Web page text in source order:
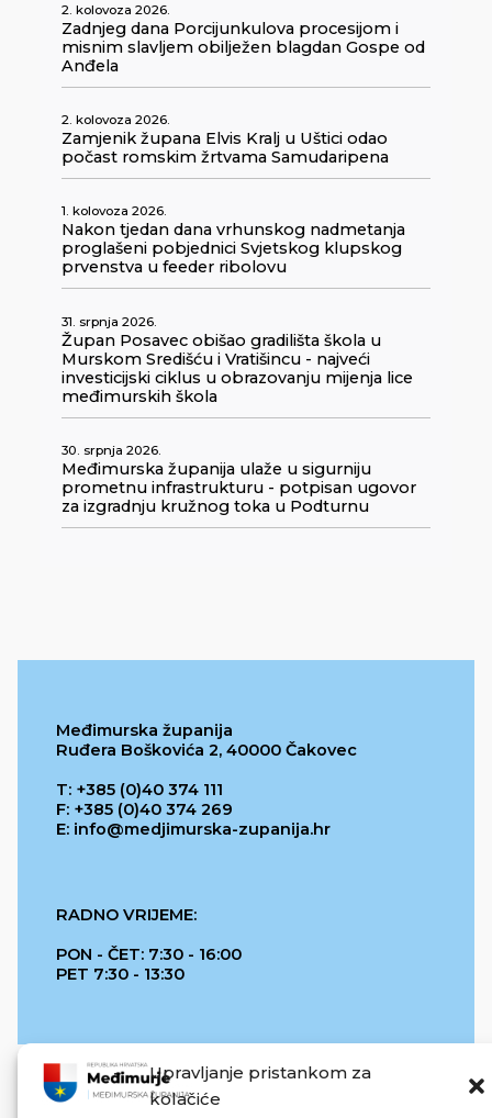
Upravljanje pristankom za
kolačiće
2. kolovoza 2026.
Zadnjeg dana Porcijunkulova procesijom i
misnim slavljem obilježen blagdan Gospe od
Anđela
2. kolovoza 2026.
Zamjenik župana Elvis Kralj u Uštici odao
počast romskim žrtvama Samudaripena
1. kolovoza 2026.
Nakon tjedan dana vrhunskog nadmetanja
proglašeni pobjednici Svjetskog klupskog
prvenstva u feeder ribolovu
31. srpnja 2026.
Župan Posavec obišao gradilišta škola u
Murskom Središću i Vratišincu - najveći
investicijski ciklus u obrazovanju mijenja lice
međimurskih škola
30. srpnja 2026.
Međimurska županija ulaže u sigurniju
prometnu infrastrukturu - potpisan ugovor
za izgradnju kružnog toka u Podturnu
Međimurska županija
Ruđera Boškovića 2, 40000 Čakovec
T: +385 (0)40 374 111
F: +385 (0)40 374 269
E: info@medjimurska-zupanija.hr
RADNO VRIJEME:
PON - ČET: 7:30 - 16:00
PET 7:30 - 13:30